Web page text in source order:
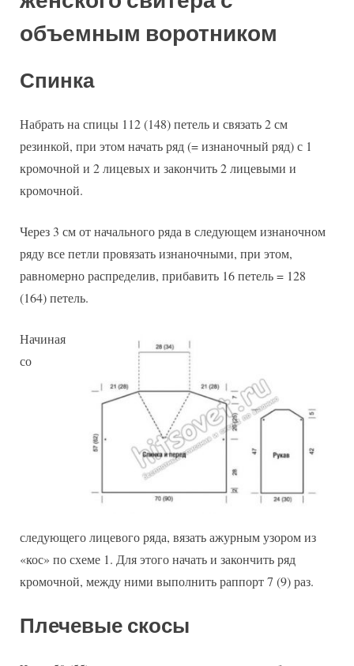
объемным воротником
Спинка
Набрать на спицы 112 (148) петель и связать 2 см
резинкой, при этом начать ряд (= изнаночный ряд) с 1
кромочной и 2 лицевых и закончить 2 лицевыми и
кромочной.
Через 3 см от начального ряда в следующем изнаночном
ряду все петли провязать изнаночными, при этом,
равномерно распределив, прибавить 16 петель = 128
(164) петель.
Начиная
со
следующего лицевого ряда, вязать ажурным узором из
«кос» по схеме 1. Для этого начать и закончить ряд
кромочной, между ними выполнить раппорт 7 (9) раз.
Плечевые скосы